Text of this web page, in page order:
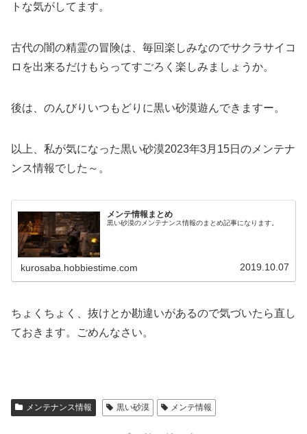
トな気がしてます。
古代の闇の精霊の冒険は、毎回楽しみなのでサクラサイコ
ロを出来るだけもらってすごろく楽しみましょうか。
後は、のんびりいつもどりに黒い砂漠遊んできますー。
以上、私が気になった黒い砂漠2023年3月15日のメンテナ
ンス情報でした～。
メンテ情報まとめ
黒い砂漠のメンテナンス情報のまとめ記事になります。
kurosaba.hobbiestime.com 2019.10.07
ちょくちょく、抜けとか勘違いがあるので気づいたら直し
ておきます。ごめんなさい。
メンテナンス情報 黒い砂漠 メンテ情報